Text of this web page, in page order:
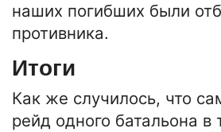
наших погибших были
противника.
Итоги
Как же случилось, что
рейд одного батальона в